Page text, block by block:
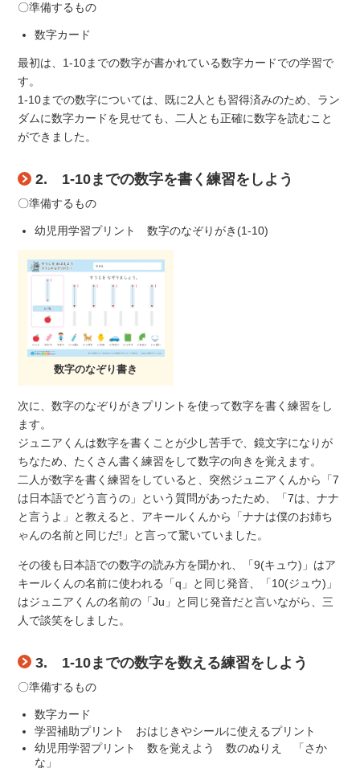
〇準備するもの
数字カード
最初は、1-10までの数字が書かれている数字カードでの学習で
す。
1-10までの数字については、既に2人とも習得済みのため、ラン
ダムに数字カードを見せても、二人とも正確に数字を読むこと
ができました。
2. 1-10までの数字を書く練習をしよう
〇準備するもの
幼児用学習プリント 数字のなぞりがき(1-10)
数字のなぞり書き
次に、数字のなぞりがきプリントを使って数字を書く練習をし
ます。
ジュニアくんは数字を書くことが少し苦手で、鏡文字になりが
ちなため、たくさん書く練習をして数字の向きを覚えます。
二人が数字を書く練習をしていると、突然ジュニアくんから「7
は日本語でどう言うの」という質問があったため、「7は、ナナ
と言うよ」と教えると、アキールくんから「ナナは僕のお姉ち
ゃんの名前と同じだ!」と言って驚いていました。
その後も日本語での数字の読み方を聞かれ、「9(キュウ)」はア
キールくんの名前に使われる「q」と同じ発音、「10(ジュウ)」
はジュニアくんの名前の「Ju」と同じ発音だと言いながら、三
人で談笑をしました。
3. 1-10までの数字を数える練習をしよう
〇準備するもの
数字カード
学習補助プリント おはじきやシールに使えるプリント
幼児用学習プリント 数を覚えよう 数のぬりえ 「さか
な」